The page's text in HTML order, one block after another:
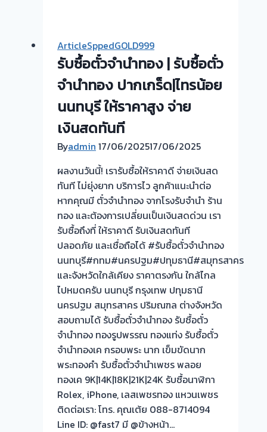
จำนำ
ทอง
ไทรน้อย
นนทบุรี
🇹🇭
รับ
ตั๋ว
จำนำ
ทอง
ยินดี
บริการ
ประเมิน
หน้า
ตั๋ว
ฟรี
ไทรน้อย
นนทบุรี
ครับ
ทอง
|
โลตัส
นนทบุรี
ผล
งาน
นี้
ครับ
!
ArticleSppedGOLD999
รับซื้อตั๋วจำนำทอง | รับซื้อตั่ว
จำนำทอง ปากเกร็ด|ไทรน้อย
นนทบุรี ให้ราคาสูง จ่าย
เงินสดทันที
Byadmin 17/06/202517/06/2025
ผลงานวันนี้! เรารับซื้อให้ราคาดี จ่ายเงินสด
ทันที ไม่ยุ่งยาก บริการไว ลูกค้าแนะนำต่อ
หากคุณมี ตั๋วจำนำทอง จากโรงรับจำนำ ร้าน
ทอง และต้องการเปลี่ยนเป็นเงินสดด่วน เรา
รับซื้อถึงที่ ให้ราคาดี รับเงินสดทันที
ปลอดภัย และเชื่อถือได้ #รับซื้อตั๋วจำนำทอง
นนทบุรี#กทม#นครปฐม#ปทุมธานี#สมุทรสาคร
และจังหวัดใกล้เคียง ราคาตรงกัน ใกล้ไกล
ไปหมดครับ นนทบุรี กรุงเทพ ปทุมธานี
นครปฐม สมุทรสาคร ปริมณฑล ต่างจังหวัด
สอบถามได้ รับซื้อตั๋วจำนำทอง รับซื้อตั๋ว
จำนำทอง ทองรูปพรรณ ทองแท่ง รับซื้อตั๋ว
จำนำทองเค กรอบพระ นาก เข็มขัดนาก
พระทองคำ รับซื้อตั๋วจำนำเพชร พลอย
ทองเค 9K|14K|18K|21K|24K รับซื้อนาฬิกา
Rolex, iPhone, เลสเพชรทอง แหวนเพชร
ติดต่อเรา: โทร. คุณเต้ย 088-8714094
Line ID: @fast7 มี @ข้างหน้า…